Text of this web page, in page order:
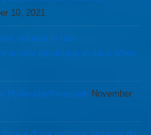
10, 2021
réduirait le taux
encore davantage et sans effets
Hydro-électro-solaire November